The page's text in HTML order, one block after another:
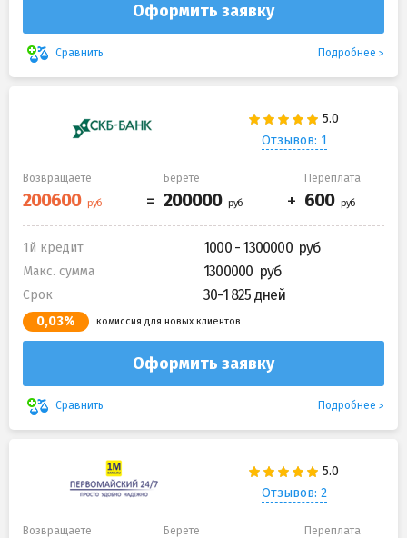
Оформить заявку
Сравнить Подробнее
Отзывов: 1
Возвращаете Берете Переплата
1й кредит 1000 - 1300000
Макс. сумма 1300000
Срок 30-1 825 дней
0,03% комиссия для новых клиентов
Оформить заявку
Сравнить Подробнее
Отзывов: 2
Возвращаете Берете Переплата